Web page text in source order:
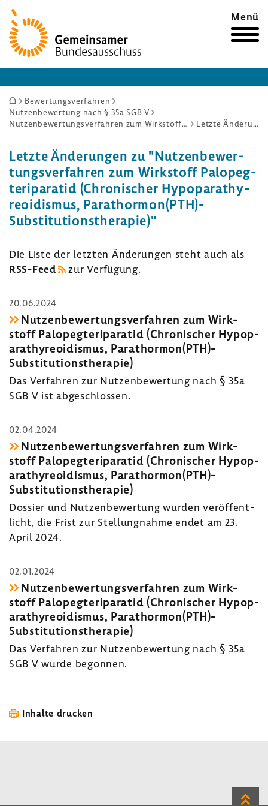
Zur
Startseite
Menü
Sie
sind
Bewertungsverfahren
Nutzenbewertung nach § 35a SGB V
Nutzenbewertungsverfahren zum Wirkstoff Palopegteriparatid (Chronischer Hypoparathyreoidismus, Parathormon(PTH)-Substitutionstherapie)
Letzte Änderungen
Letzte Ände­rungen zu "Nutzen­be­wer­
tungs­ver­fahren zum Wirk­stoff Palopeg­
te­ri­pa­ratid (Chro­ni­scher Hypop­a­ra­thy­
reo­idismus, Para­thormon(PTH)-​
Substitutionstherapie)"
Die Liste der letzten Ände­rungen steht auch als
RSS-​Feed
zur Verfü­gung.
20.06.2024
Nutzen­be­wer­tungs­ver­fahren zum Wirk­
stoff Palopeg­te­ri­pa­ratid (Chro­ni­scher Hypop­
a­ra­thy­reo­idismus, Para­thormon(PTH)-​
Substitutionstherapie)
Das Verfahren zur Nutzen­be­wer­tung nach § 35a
SGB V ist abge­schlossen.
02.04.2024
Nutzen­be­wer­tungs­ver­fahren zum Wirk­
stoff Palopeg­te­ri­pa­ratid (Chro­ni­scher Hypop­
a­ra­thy­reo­idismus, Para­thormon(PTH)-​
Substitutionstherapie)
Dossier und Nutzen­be­wer­tung wurden veröf­fent­
licht, die Frist zur Stel­lung­nahme endet am 23.
April 2024.
02.01.2024
Nutzen­be­wer­tungs­ver­fahren zum Wirk­
stoff Palopeg­te­ri­pa­ratid (Chro­ni­scher Hypop­
a­ra­thy­reo­idismus, Para­thormon(PTH)-​
Substitutionstherapie)
Das Verfahren zur Nutzen­be­wer­tung nach § 35a
SGB V wurde begonnen.
Inhalte drucken
Zum